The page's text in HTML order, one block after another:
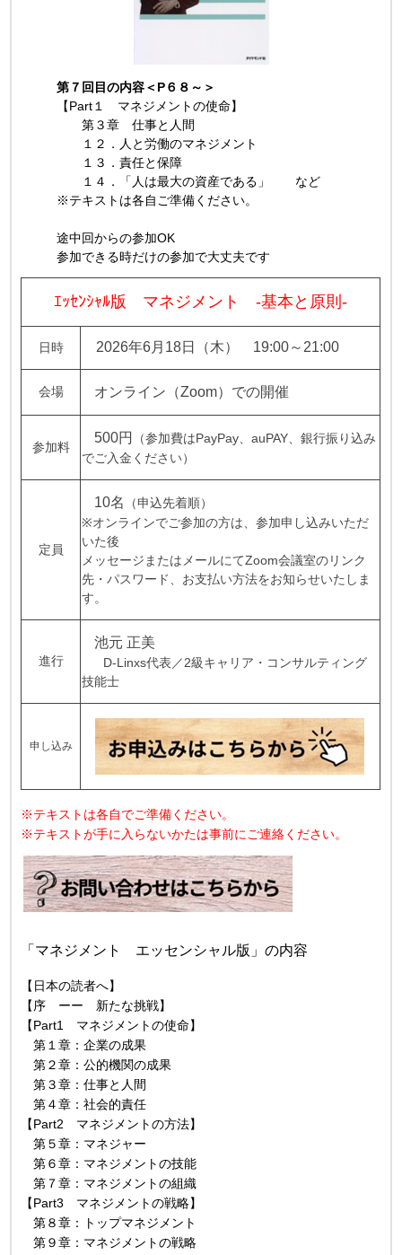
第７回目の内容＜P６８～＞
【Part１ マネジメントの使命】
第３章 仕事と人間
１２．人と労働のマネジメント
１３．責任と保障
１４．「人は最大の資産である」 など
※テキストは各自ご準備ください。
途中回からの参加OK
参加できる時だけの参加で大丈夫です
ｴｯｾﾝｼｬﾙ版 マネジメント ‐基本と原則‐
日時 2026年6月18日（木） 19:00～21:00
会場 オンライン（Zoom）での開催
参加料
500円
（参加費はPayPay、auPAY、銀行振り込み
でご入金ください）
定員
10名
（申込先着順）
※オンラインでご参加の方は、参加申し込みいただ
いた後
メッセージまたはメールにてZoom会議室のリンク
先・パスワード、お支払い方法をお知らせいたしま
す。
進行
池元 正美
D-Linxs代表／2級キャリア・コンサルティング
技能士
申し込み
※テキストは各自でご準備ください。
※テキストが手に入らないかたは事前にご連絡ください。
「マネジメント エッセンシャル版」の内容
【日本の読者へ】
【序 ーー 新たな挑戦】
【Part1 マネジメントの使命】
第１章：企業の成果
第２章：公的機関の成果
第３章：仕事と人間
第４章：社会的責任
【Part2 マネジメントの方法】
第５章：マネジャー
第６章：マネジメントの技能
第７章：マネジメントの組織
【Part3 マネジメントの戦略】
第８章：トップマネジメント
第９章：マネジメントの戦略